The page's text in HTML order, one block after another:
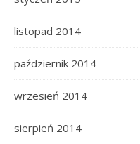
listopad 2014
październik 2014
wrzesień 2014
sierpień 2014